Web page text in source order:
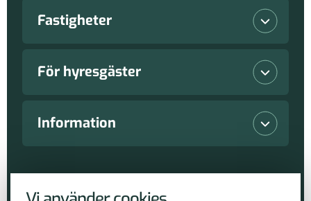
Fastigheter
Lediga lokaler
Hållbarhetsarbete
För hyresgäster
Vanliga frågor
Information